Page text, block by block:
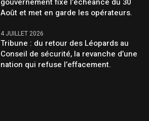
Août et met en garde les opérateurs.
4 JUILLET 2026
Tribune : du retour des Léopards au
Conseil de sécurité, la revanche d’une
nation qui refuse l’effacement.